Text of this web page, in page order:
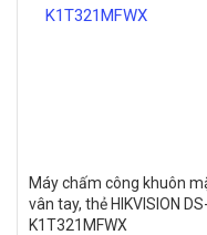
Máy chấm công khuôn
vân tay, thẻ HIKVISION DS-
K1T321MFWX